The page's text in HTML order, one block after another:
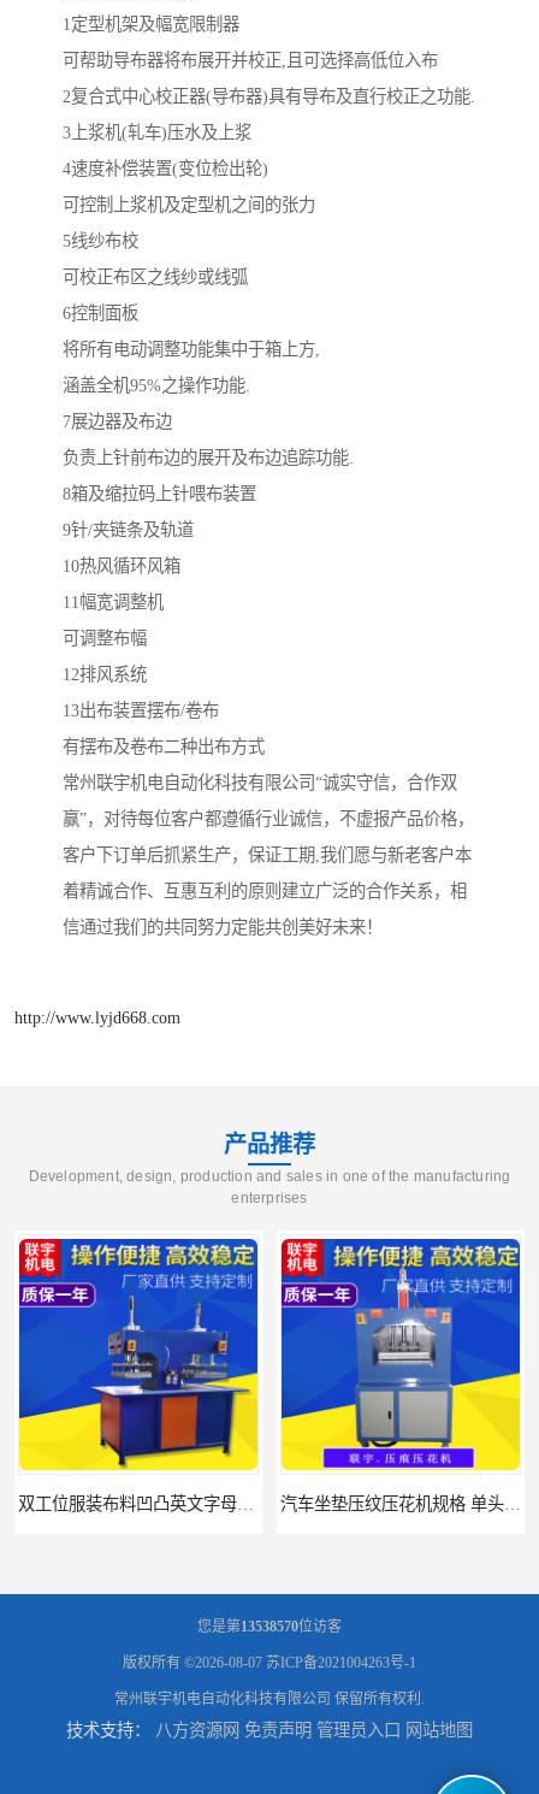
1定型机架及幅宽限制器
可帮助导布器将布展开并校正,且可选择高低位入布
2复合式中心校正器(导布器)具有导布及直行校正之功能.
3上浆机(轧车)压水及上浆
4速度补偿装置(变位检出轮)
可控制上浆机及定型机之间的张力
5线纱布校
可校正布区之线纱或线弧
6控制面板
将所有电动调整功能集中于箱上方,
涵盖全机95%之操作功能.
7展边器及布边
负责上针前布边的展开及布边追踪功能.
8箱及缩拉码上针喂布装置
9针/夹链条及轨道
10热风循环风箱
11幅宽调整机
可调整布幅
12排风系统
13出布装置摆布/卷布
有摆布及卷布二种出布方式
常州联宇机电自动化科技有限公司“诚实守信，合作双
赢”，对待每位客户都遵循行业诚信，不虚报产品价格，
客户下订单后抓紧生产，保证工期,我们愿与新老客户本
着精诚合作、互惠互利的原则建立广泛的合作关系，相
信通过我们的共同努力定能共创美好未来！
http://www.lyjd668.com
产品推荐
Development, design, production and sales in one of the manufacturing
enterprises
您是第13538570位访客
版权所有 ©2026-08-07 苏ICP备2021004263号-1
常州联宇机电自动化科技有限公司 保留所有权利.
技术支持： 八方资源网 免责声明 管理员入口 网站地图